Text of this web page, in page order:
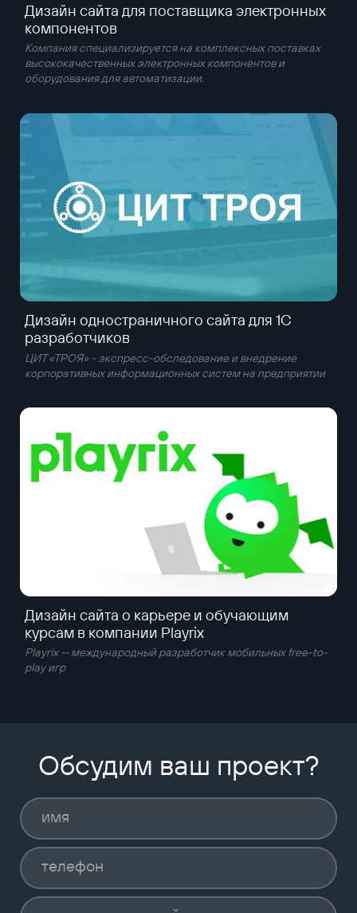
Дизайн сайта для поставщика электронных
компонентов
Компания специализируется на комплексных поставках
высококачественных электронных компонентов и
оборудования для автоматизации.
Дизайн одностраничного сайта для 1С
разработчиков
ЦИТ «ТРОЯ» - экспресс-обследование и внедрение
корпоративных информационных систем на предприятии
Дизайн сайта о карьере и обучающим
курсам в компании Playrix
Playrix — международный разработчик мобильных free-to-
play игр
Обсудим ваш проект?